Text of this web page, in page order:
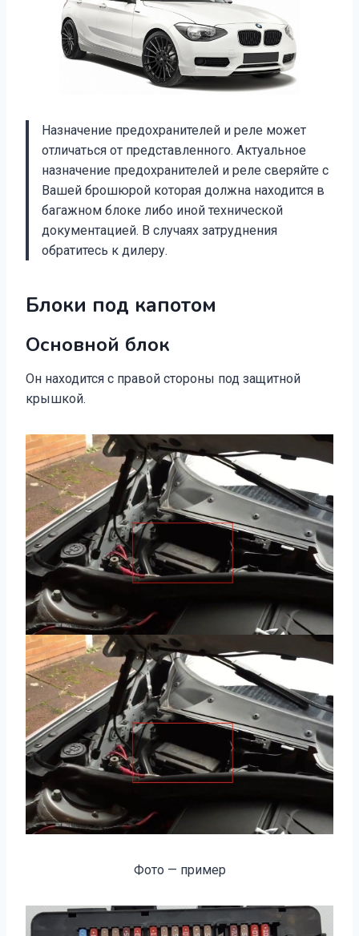
Назначение предохранителей и реле может
отличаться от представленного. Актуальное
назначение предохранителей и реле сверяйте с
Вашей брошюрой которая должна находится в
багажном блоке либо иной технической
документацией. В случаях затруднения
обратитесь к дилеру.
Блоки под капотом
Основной блок
Он находится с правой стороны под защитной
крышкой.
Фото — пример